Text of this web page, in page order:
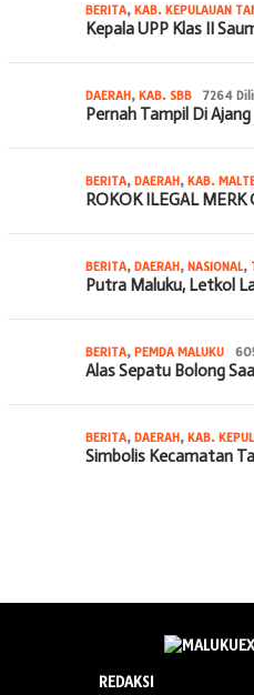
BERITA, KAB. KEPULAUAN
Kepala UPP Klas II
DAERAH, KAB. SBB 7264
Pernah Tampil Di
BERITA, DAERAH, KAB.
ROKOK ILEGAL
BERITA, DAERAH, NASIONAL,
Putra Maluku, Letkol
BERITA, PEMDA MALUKU
Alas Sepatu Bolong
BERITA, DAERAH, KAB.
Simbolis Kecamatan
REDAKSI